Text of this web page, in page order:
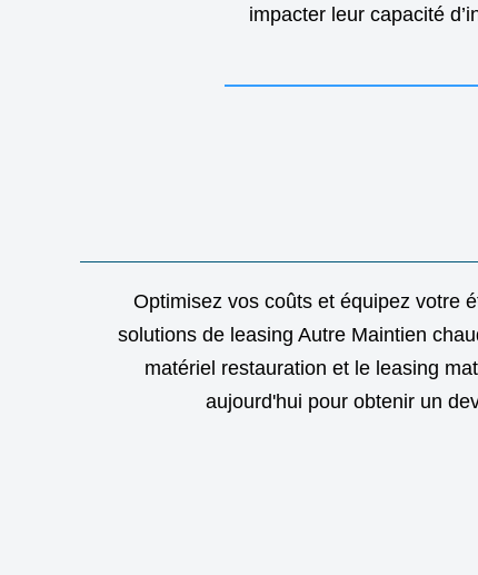
impacter leur capacité
Optimisez vos coûts et équipez votre
solutions de leasing Autre Maintien
matériel restauration et le leasing
aujourd'hui pour obtenir un